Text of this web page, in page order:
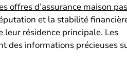
offres d’assurance maison
et la stabilité
leur résidence principale. Les
des informations précieuses